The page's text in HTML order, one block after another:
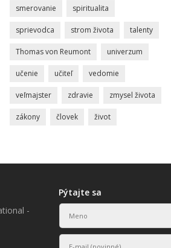
smerovanie spiritualita
sprievodca strom života talenty
Thomas von Reumont univerzum
učenie učiteľ vedomie
veľmajster zdravie zmysel života
zákony človek život
-
Pýtajte sa